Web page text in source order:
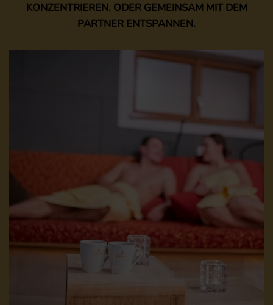
KONZENTRIEREN. ODER GEMEINSAM MIT DEM
PARTNER ENTSPANNEN.